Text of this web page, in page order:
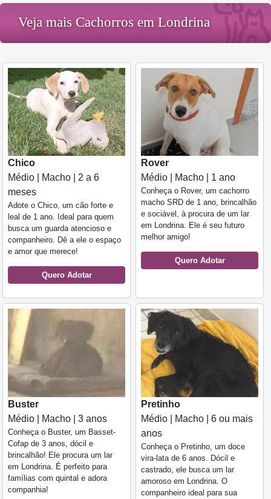
Veja mais Cachorros em Londrina
Chico
Médio | Macho | 2 a 6
meses
Adote o Chico, um cão forte e
leal de 1 ano. Ideal para quem
busca um guarda atencioso e
companheiro. Dê a ele o espaço
e amor que merece!
Quero Adotar
Rover
Médio | Macho | 1 ano
Conheça o Rover, um cachorro
macho SRD de 1 ano, brincalhão
e sociável, à procura de um lar
em Londrina. Ele é seu futuro
melhor amigo!
Quero Adotar
Buster
Médio | Macho | 3 anos
Conheça o Buster, um Basset-
Cofap de 3 anos, dócil e
brincalhão! Ele procura um lar
em Londrina. É perfeito para
famílias com quintal e adora
companhia!
Pretinho
Médio | Macho | 6 ou mais
anos
Conheça o Pretinho, um doce
vira-lata de 6 anos. Dócil e
castrado, ele busca um lar
amoroso em Londrina. O
companheiro ideal para sua